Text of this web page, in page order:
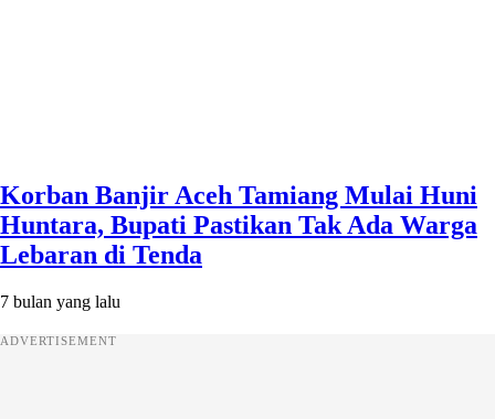
Korban Banjir Aceh Tamiang Mulai Huni
Huntara, Bupati Pastikan Tak Ada Warga
Lebaran di Tenda
7 bulan yang lalu
ADVERTISEMENT